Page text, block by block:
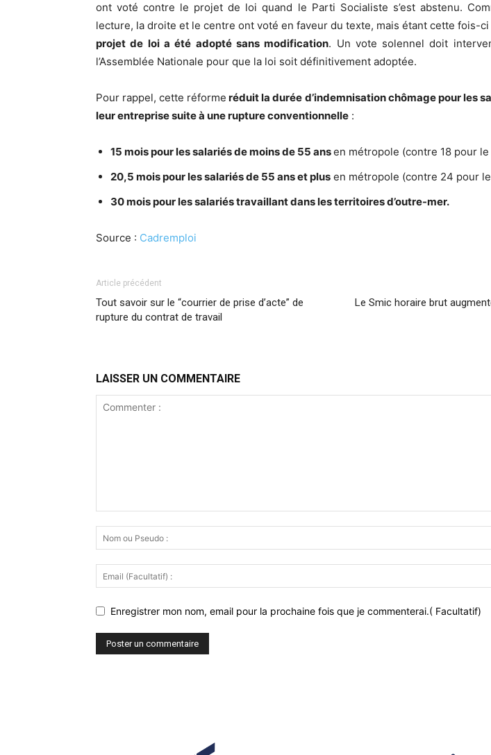
ont voté contre le projet de loi quand le Parti Socialiste s’est abstenu.
lecture, la droite et le centre ont voté en faveur du texte, mais étant cette fois-
projet de loi a été adopté sans modification. Un vote solennel doit
l’Assemblée Nationale pour que la loi soit définitivement adoptée.
Pour rappel, cette réforme réduit la durée d’indemnisation chômage pour les
leur entreprise suite à une rupture conventionnelle :
15 mois pour les salariés de moins de 55 ansen métropole (contre 18 pour le
20,5 mois pour les salariés de 55 ans et plus en métropole (contre 24 pour
30 mois pour les salariés travaillant dans les territoires d’outre-mer.
Source : Cadremploi
Article précédent
Tout savoir sur le “courrier de prise d’acte” de
rupture du contrat de travail
Le Smic horaire brut
LAISSER UN COMMENTAIRE
Enregistrer mon nom, email pour la prochaine fois que je commenterai.( Facultatif)